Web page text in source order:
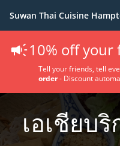
Suwan Thai Cuisine
10% off
Tell your friends, tell
order- Discount
เอเชียบ